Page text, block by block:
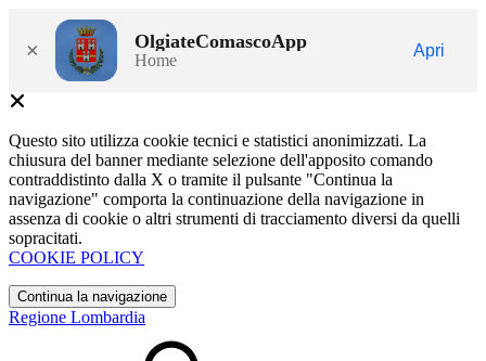
× OlgiateComascoApp
Home
Apri
Questo sito utilizza cookie tecnici e statistici anonimizzati. La
chiusura del banner mediante selezione dell'apposito comando
contraddistinto dalla X o tramite il pulsante "Continua la
navigazione" comporta la continuazione della navigazione in
assenza di cookie o altri strumenti di tracciamento diversi da quelli
sopracitati.
COOKIE POLICY
Continua la navigazione
Regione Lombardia